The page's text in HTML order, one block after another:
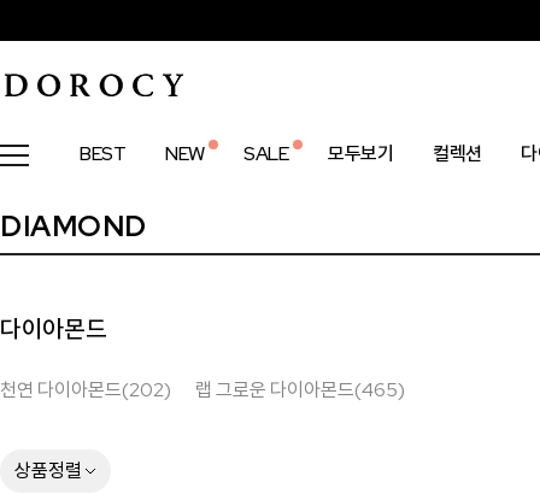
BEST NEW SALE 모두보기 컬렉션
DIAMOND
다이아몬드
천연 다이아몬드(202) 랩 그로운 다이아몬드(465)
상품정렬